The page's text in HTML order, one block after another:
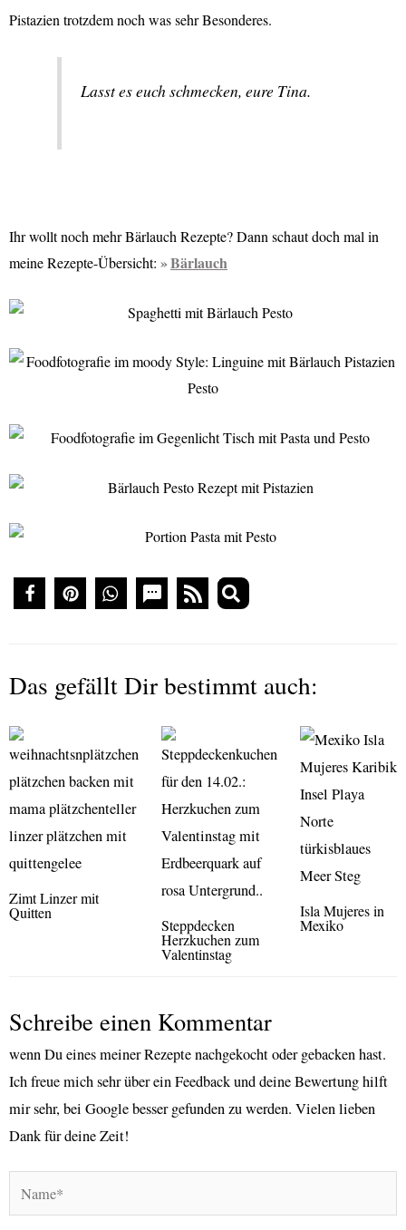
Pistazien trotzdem noch was sehr Besonderes.
Lasst es euch schmecken, eure Tina.
Ihr wollt noch mehr Bärlauch Rezepte? Dann schaut doch mal in
meine Rezepte-Übersicht:
Bärlauch
Das gefällt Dir bestimmt auch:
Zimt Linzer mit
Quitten
Steppdecken
Herzkuchen zum
Valentinstag
Isla Mujeres in
Mexiko
Schreibe einen Kommentar
wenn Du eines meiner Rezepte nachgekocht oder gebacken hast.
Ich freue mich sehr über ein Feedback und deine Bewertung hilft
mir sehr, bei Google besser gefunden zu werden. Vielen lieben
Dank für deine Zeit!
Name*